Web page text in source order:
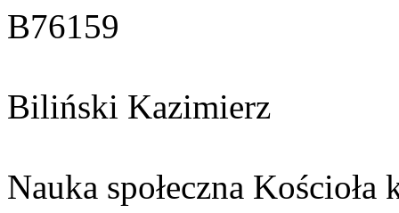
B76159
Biliński Kazimierz
Nauka społeczna